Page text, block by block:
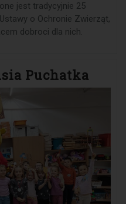
jest tradycyjnie 25
o Ochronie Zwierząt,
dobroci dla nich.
Puchatka